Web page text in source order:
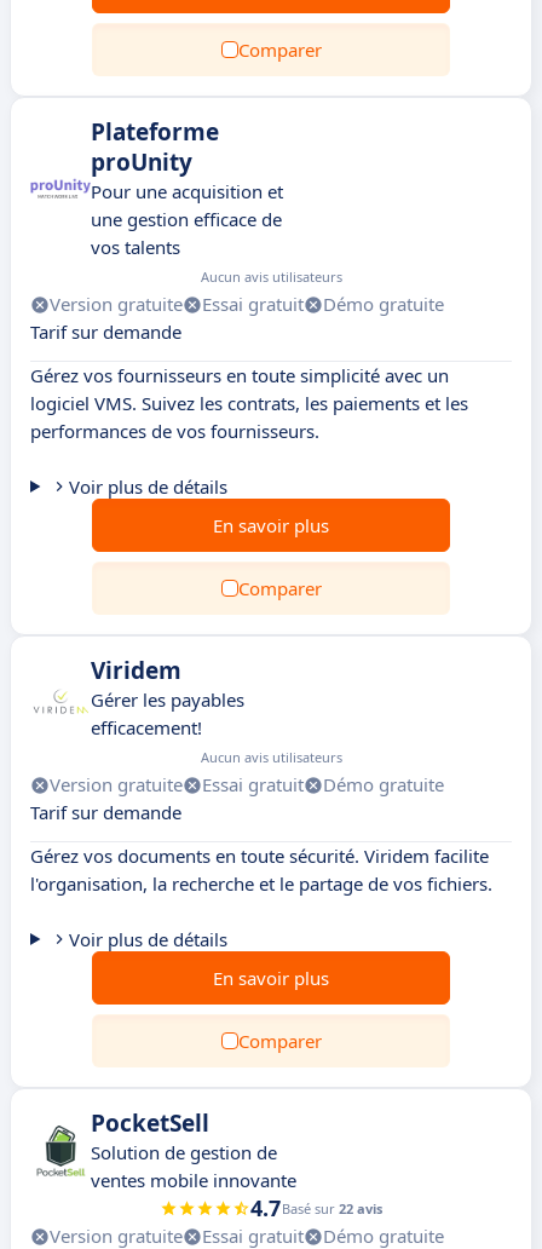
Comparer
Plateforme
proUnity
Pour une acquisition et
une gestion efficace de
vos talents
Aucun avis utilisateurs
Version gratuite Essai gratuit
Démo gratuite
Tarif sur demande
Gérez vos fournisseurs en toute simplicité avec un
logiciel VMS. Suivez les contrats, les paiements et les
performances de vos fournisseurs.
Voir plus de détails
En savoir plus
Comparer
Viridem
Gérer les payables
efficacement!
Aucun avis utilisateurs
Version gratuite Essai gratuit
Démo gratuite
Tarif sur demande
Gérez vos documents en toute sécurité. Viridem facilite
l'organisation, la recherche et le partage de vos fichiers.
Voir plus de détails
En savoir plus
Comparer
PocketSell
Solution de gestion de
ventes mobile innovante
4.7Basé sur 22 avis
Version gratuite Essai gratuit
Démo gratuite